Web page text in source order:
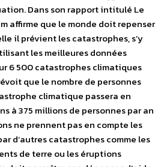
Dans son rapport intitulé Le
affirme que le monde doit repenser
il prévient les catastrophes, s’y
les meilleures données
6 500 catastrophes climatiques
que le nombre de personnes
climatique passera en
à 375 millions de personnes par an
ne prennent pas en compte les
d’autres catastrophes comme les
de terre ou les éruptions